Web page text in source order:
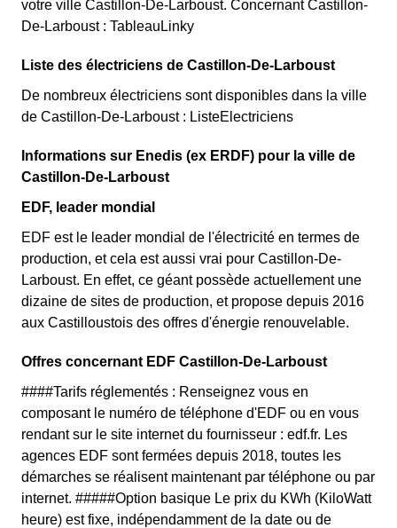
votre ville Castillon-De-Larboust. Concernant Castillon-
De-Larboust : TableauLinky
Liste des électriciens de Castillon-De-Larboust
De nombreux électriciens sont disponibles dans la ville
de Castillon-De-Larboust : ListeElectriciens
Informations sur Enedis (ex ERDF) pour la ville de
Castillon-De-Larboust
EDF, leader mondial
EDF est le leader mondial de l'électricité en termes de
production, et cela est aussi vrai pour Castillon-De-
Larboust. En effet, ce géant possède actuellement une
dizaine de sites de production, et propose depuis 2016
aux Castilloustois des offres d'énergie renouvelable.
Offres concernant EDF Castillon-De-Larboust
####Tarifs réglementés : Renseignez vous en
composant le numéro de téléphone d'EDF ou en vous
rendant sur le site internet du fournisseur : edf.fr. Les
agences EDF sont fermées depuis 2018, toutes les
démarches se réalisent maintenant par téléphone ou par
internet. #####Option basique Le prix du KWh (KiloWatt
heure) est fixe, indépendamment de la date ou de